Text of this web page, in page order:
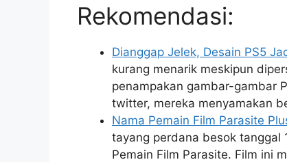
Rekomendasi:
Dianggap Jelek, Desain PS5
kurang menarik meskipun
penampakan gambar-gambar
twitter, mereka menyamakan
Nama Pemain Film Parasite
tayang perdana besok tanggal
Pemain Film Parasite. Film ini